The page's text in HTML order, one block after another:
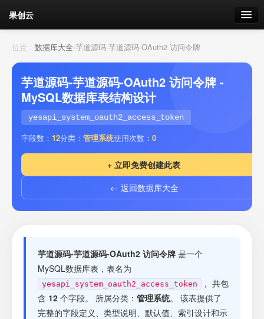
果创云
数据表单
API接口
云存储
流量 剩余接口流量
套餐
位置： 数据库大全›芋道源码-芋道源码-OAuth2 访问令牌
芋道源码-芋道源码-OAuth2 访问令牌 -
MySQL数据库表结构设计
yesapi_system_oauth2_access_token
字段数： 12分类： 管理系统使用次数： 0
+ 立即免费创建此表
← 返回数据库大全
芋道源码-芋道源码-OAuth2 访问令牌 是一个
MySQL数据库表，表名为
yesapi_system_oauth2_access_token
， 共包
含 12 个字段。 所属分类： 管理系统。 该表提供了
完整的字段定义、类型说明、默认值、索引设计和示